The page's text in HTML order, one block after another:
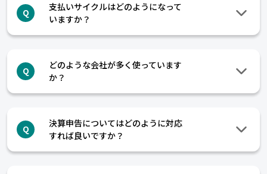
Q
支払いサイクルはどのようになって
いますか？
Q
どのような会社が多く使っています
か？
Q
決算申告についてはどのように対応
すれば良いですか？